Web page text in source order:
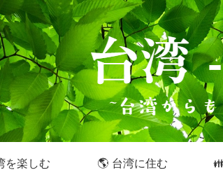
を楽しむ 🌎 台湾に住む